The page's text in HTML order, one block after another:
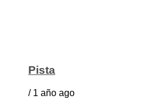
Pista
/ 1 año ago